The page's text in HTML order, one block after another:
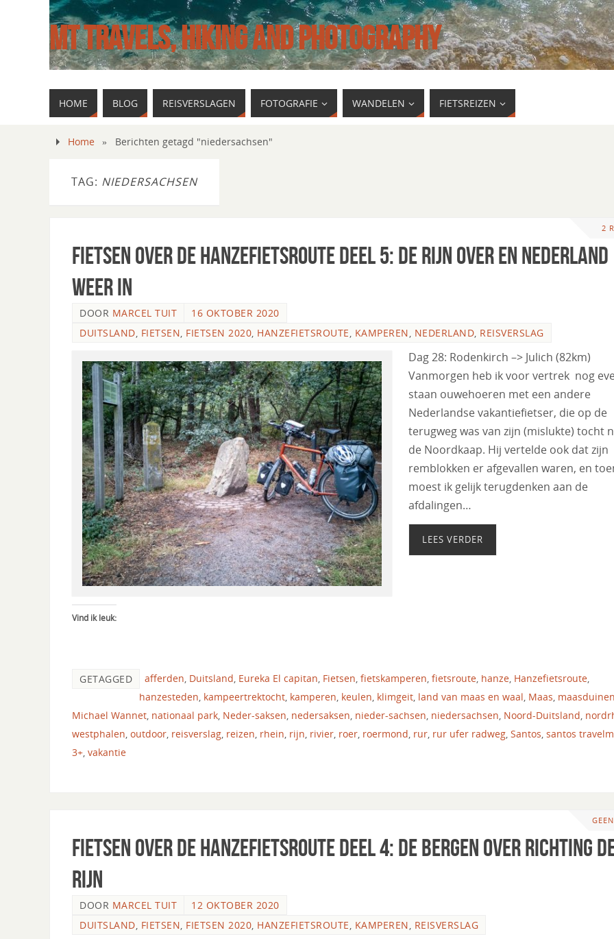
MT TRAVELS, HIKING AND PHOTOGRAPHY
HOME BLOG REISVERSLAGEN FOTOGRAFIE WANDELEN FIETSREIZEN
Home » Berichten getagd "niedersachsen"
TAG: NIEDERSACHSEN
2
Fietsen over de Hanzefietsroute deel 5: de Rijn over en Nederland
weer in
DOOR MARCEL TUIT
16 OKTOBER 2020
DUITSLAND, FIETSEN, FIETSEN 2020, HANZEFIETSROUTE, KAMPEREN, NEDERLAND, REISVERSLAG
Dag 28: Rodenkirch –> Julich (82km)
Vanmorgen heb ik voor vertrek nog
staan ouwehoeren met een andere
Nederlandse vakantiefietser, die op de
terugweg was van zijn (mislukte) tocht
de Noordkaap. Hij vertelde ook dat zijn
remblokken er afgevallen waren, en
moest ik gelijk terugdenken aan de
afdalingen…
LEES VERDER
Vind ik leuk:
GETAGGED afferden Duitsland Eureka El capitan Fietsen fietskamperen fietsroute hanze Hanzefietsroute
hanzesteden kampeertrektocht kamperen keulen klimgeit land van maas en waal Maas maasduinen
Michael Wannet nationaal park Neder-saksen nedersaksen nieder-sachsen niedersachsen Noord-Duitsland
westphalen outdoor reisverslag reizen rhein rijn rivier roer roermond rur rur ufer radweg Santos santos
3+ vakantie
Fietsen over de Hanzefietsroute deel 4: de bergen over richting
Rijn
DOOR MARCEL TUIT
12 OKTOBER 2020
DUITSLAND, FIETSEN, FIETSEN 2020, HANZEFIETSROUTE, KAMPEREN, REISVERSLAG